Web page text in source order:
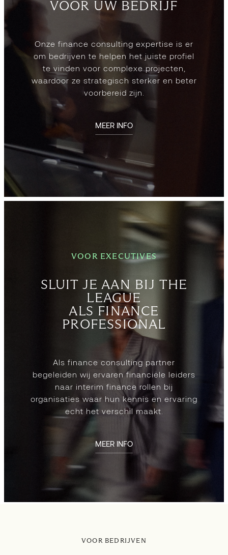
VOOR UW BEDRIJF
Onze finance consulting expertise is er
om bedrijven te helpen het juiste profiel
te vinden voor complexe projecten,
waardoor ze strategisch sterker en beter
voorbereid zijn.
MEER INFO
VOOR EXECUTIVES
SLUIT JE AAN BIJ THE
LEAGUE
ALS FINANCE
PROFESSIONAL
Als finance consulting partner
begeleiden wij ervaren financiële leiders
naar interim finance rollen bij
organisaties waar hun kennis en ervaring
echt het verschil maakt.
MEER INFO
VOOR BEDRIJVEN